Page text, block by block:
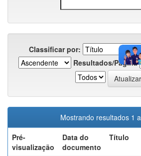
Classificar por:
Resultados/Página
Mostrando resultados 1
Pré-
visualização
Data do
documento
Título